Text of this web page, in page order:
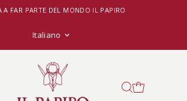
A FAR PARTE DEL MONDO IL PAPIRO
Lingua
Italiano